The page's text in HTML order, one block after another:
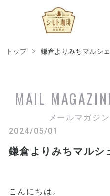
トップ 鎌倉よりみちマルシ
MAIL
メールマガジ
2024/05/01
鎌倉よりみちマルシ
こんにちは。